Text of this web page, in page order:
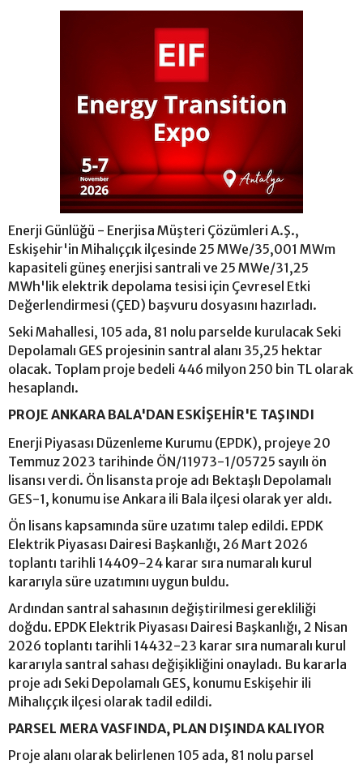
Enerji Günlüğü - Enerjisa Müşteri Çözümleri A.Ş.,
Eskişehir'in Mihalıççık ilçesinde 25 MWe/35,001 MWm
kapasiteli güneş enerjisi santrali ve 25 MWe/31,25
MWh'lik elektrik depolama tesisi için Çevresel Etki
Değerlendirmesi (ÇED) başvuru dosyasını hazırladı.
Seki Mahallesi, 105 ada, 81 nolu parselde kurulacak Seki
Depolamalı GES projesinin santral alanı 35,25 hektar
olacak. Toplam proje bedeli 446 milyon 250 bin TL olarak
hesaplandı.
PROJE ANKARA BALA'DAN ESKİŞEHİR'E TAŞINDI
Enerji Piyasası Düzenleme Kurumu (EPDK), projeye 20
Temmuz 2023 tarihinde ÖN/11973-1/05725 sayılı ön
lisansı verdi. Ön lisansta proje adı Bektaşlı Depolamalı
GES-1, konumu ise Ankara ili Bala ilçesi olarak yer aldı.
Ön lisans kapsamında süre uzatımı talep edildi. EPDK
Elektrik Piyasası Dairesi Başkanlığı, 26 Mart 2026
toplantı tarihli 14409-24 karar sıra numaralı kurul
kararıyla süre uzatımını uygun buldu.
Ardından santral sahasının değiştirilmesi gerekliliği
doğdu. EPDK Elektrik Piyasası Dairesi Başkanlığı, 2 Nisan
2026 toplantı tarihli 14432-23 karar sıra numaralı kurul
kararıyla santral sahası değişikliğini onayladı. Bu kararla
proje adı Seki Depolamalı GES, konumu Eskişehir ili
Mihalıççık ilçesi olarak tadil edildi.
PARSEL MERA VASFINDA, PLAN DIŞINDA KALIYOR
Proje alanı olarak belirlenen 105 ada, 81 nolu parsel